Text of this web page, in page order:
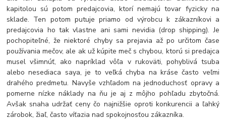
kapitolou sú potom predajcovia, ktorí nemajú tovar fyzicky na
sklade. Ten potom putuje priamo od výrobcu k zákazníkovi a
predajcovia ho tak vlastne ani sami nevidia (drop shipping). Je
pochopiteľné, že niektoré chyby sa prejavia až po určitom čase
používania mečov, ale ak už kúpite meč s chybou, ktorú si predajca
musel všimnúť, ako napríklad vôľa v rukoväti, pohyblivá tsuba
alebo nesediaca saya, je to veľká chyba na kráse často veľmi
drahého predmetu. Navyše vzhľadom na jednoduchosť opravy a
pomerne nízke náklady na ňu je aj z môjho pohľadu zbytočná.
Avšak snaha udržať ceny čo najnižšie oproti konkurencii a ľahký
zárobok, žiaľ, často víťazia nad spokojnosťou zákazníka.